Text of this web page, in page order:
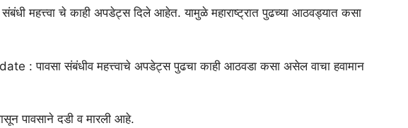
महत्त्वा चे काही अपडेट्स दिले आहेत. यामुळे महाराष्ट्रात पुढच्या आठवड्यात कसा
: पावसा संबंधीव महत्त्वाचे अपडेट्स पुढचा काही आठवडा कसा असेल वाचा हवामान
पावसाने दडी व मारली आहे.